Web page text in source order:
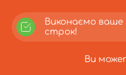
Виконаємо ваше
строк!
Ви